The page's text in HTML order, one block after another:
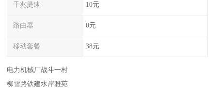
千兆提速 10元
路由器 0元
移动套餐 38元
电力机械厂战斗一村
柳雪路铁建水岸雅苑